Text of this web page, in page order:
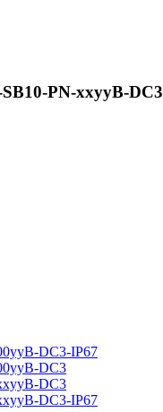
PN-xxyyB-DC3
DC3-IP67
DC3
DC3
DC3-IP67